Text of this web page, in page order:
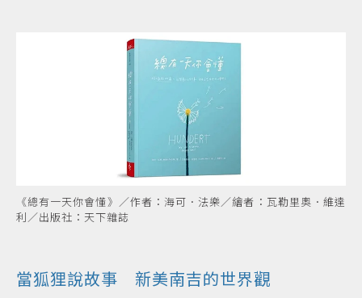
《總有一天你會懂》／作者：海可．法樂／繪者：瓦勒里奧．維達
利／出版社：天下雜誌
當狐狸說故事 新美南吉的世界觀